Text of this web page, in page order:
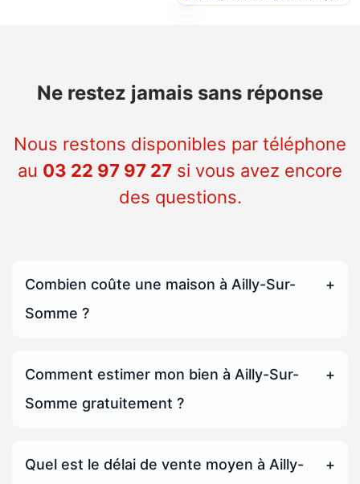
Ne restez jamais sans réponse
Nous restons disponibles par téléphone
au 03 22 97 97 27 si vous avez encore
des questions.
Combien coûte une maison à Ailly-Sur-
Somme ?
Comment estimer mon bien à Ailly-Sur-
Somme gratuitement ?
Quel est le délai de vente moyen à Ailly-